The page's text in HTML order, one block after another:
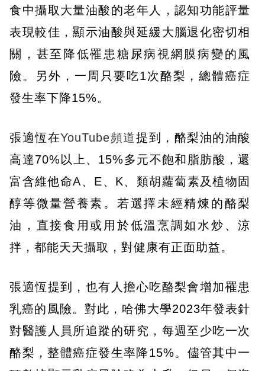
食中攝取大量油酸的老年人，認知功能評量
表現較佳，顯示油酸與延緩大腦退化密切相
關，甚至降低罹患糖尿病視網膜病變的風
險。另外，一周只要吃1次酪梨，總體癌症
發生率下降15%。
張適恆在YouTube頻道提到，酪梨油的油酸
高達70%以上、15%多元不飽和脂肪酸，還
富含維他命A、E、K、類胡蘿蔔素及植物固
醇等微量營養素。若選擇未經精煉的酪梨
油，直接食用或用於低溫烹調如水炒、涼
拌，都能天天攝取，對健康有正面助益。
張適恆提到，也有人擔心吃酪梨會增加罹患
乳癌的風險。對此，哈佛大學2023年發表針
對醫護人員所追蹤的研究，每週至少吃一次
酪梨，整體癌症發生率降15%。儘管其中一